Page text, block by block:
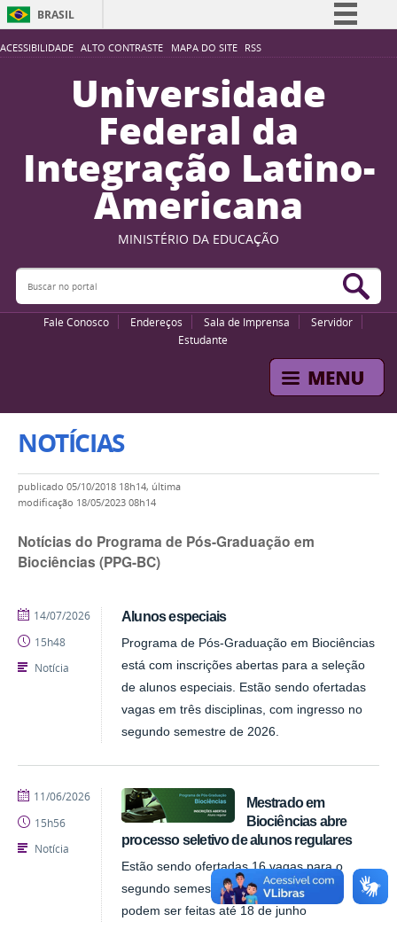
ACESSIBILIDADE ALTO CONTRASTE MAPA DO SITE RSS
BRASIL
Simplifique!
Participe
Acesso à informação
Legislação
Canais
Universidade
Federal da
Integração Latino-
Americana
MINISTÉRIO DA EDUCAÇÃO
Buscar no portal
Fale Conosco Endereços Sala de Imprensa
Servidor
Estudante
NOTÍCIAS
publicado 05/10/2018 18h14, última
modificação 18/05/2023 08h14
Notícias do Programa de Pós-Graduação em
Biociências (PPG-BC)
Alunos especiais
Programa de Pós-Graduação em Biociências
está com inscrições abertas para a seleção
de alunos especiais. Estão sendo ofertadas
vagas em três disciplinas, com ingresso no
segundo semestre de 2026.
publicado
14/07/2026
15h48
Notícia
Mestrado em
Biociências abre
processo seletivo de alunos regulares
Estão sendo ofertadas 16 vagas para o
segundo semestre de 2026; inscrições
podem ser feitas até 18 de junho
publicado
11/06/2026
15h56
Notícia